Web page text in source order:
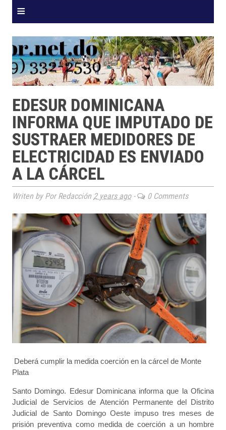
≡
EDESUR DOMINICANA
INFORMA QUE IMPUTADO DE
SUSTRAER MEDIDORES DE
ELECTRICIDAD ES ENVIADO
A LA CÁRCEL
Writen by Por Redacción 2 years ago- 0 Comments
Deberá cumplir la medida coerción en la cárcel de Monte
Plata
Santo Domingo. Edesur Dominicana informa que la Oficina
Judicial de Servicios de Atención Permanente del Distrito
Judicial de Santo Domingo Oeste impuso tres meses de
prisión preventiva como medida de coerción a un hombre